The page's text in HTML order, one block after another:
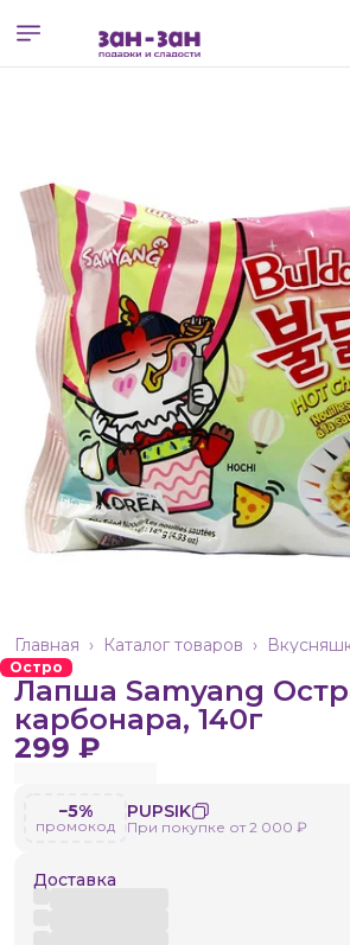
Каталог товаров ›
Главная ›
Остро
Лапша Samyang
карбонара, 140г
299 ₽
−5%
промокод
PUPSIK
При покупке от 2 000 ₽
Доставка